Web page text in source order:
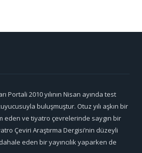
Portali 2010 yılının Nisan ayında test
buluşmuştur. Otuz yılı aşkın bir
eden ve tiyatro çevrelerinde saygın bir
Çeviri Araştırma Dergisi’nin düzeyli
eden bir yayıncılık yaparken de